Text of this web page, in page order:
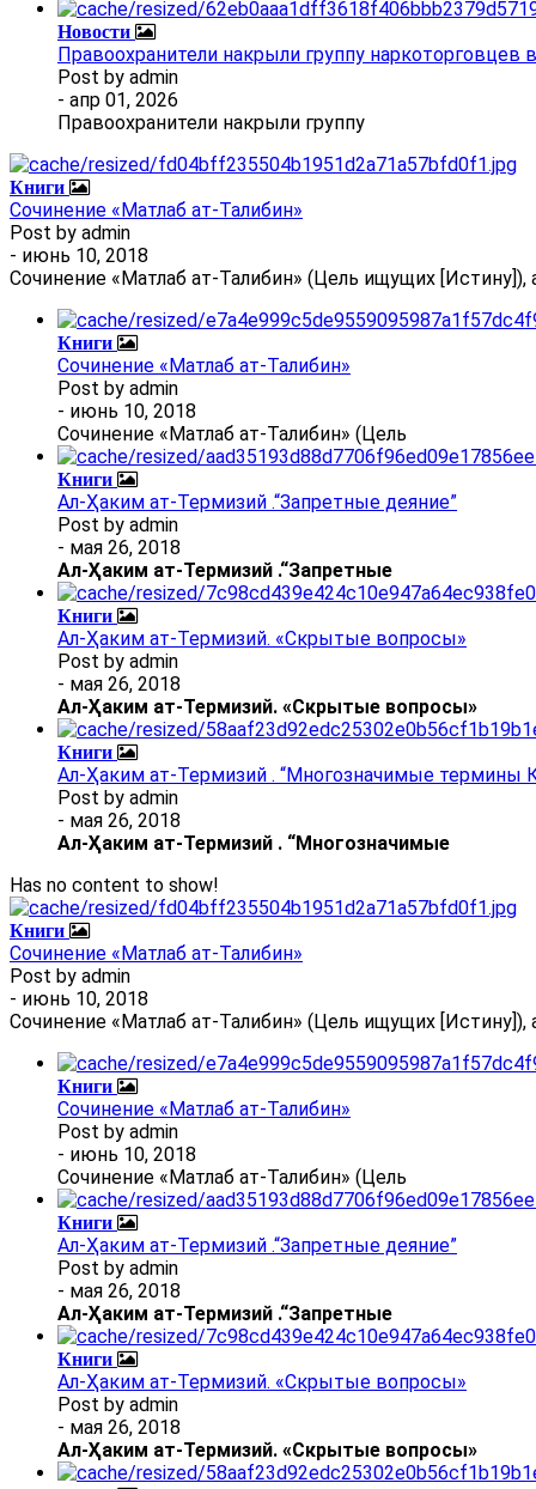
Новости
Правоохранители накрыли группу
Post by admin
- апр 01, 2026
Правоохранители накрыли группу
Книги
Сочинение «Матлаб ат-Талибин»
Post by admin
- июнь 10, 2018
Сочинение «Матлаб ат-Талибин» (Цель ищущих
Книги
Сочинение «Матлаб ат-Талибин»
Post by admin
- июнь 10, 2018
Сочинение «Матлаб ат-Талибин» (Цель
Книги
Ал-Ҳаким ат-Термизий .“Запретные деяние”
Post by admin
- мая 26, 2018
Ал-Ҳаким ат-Термизий .“Запретные
Книги
Ал-Ҳаким ат-Термизий. «Скрытые вопросы»
Post by admin
- мая 26, 2018
Ал-Ҳаким ат-Термизий. «Скрытые вопросы»
Книги
Ал-Ҳаким ат-Термизий . “Многозначимые термины
Post by admin
- мая 26, 2018
Ал-Ҳаким ат-Термизий . “Многозначимые
Has no content to show!
Книги
Сочинение «Матлаб ат-Талибин»
Post by admin
- июнь 10, 2018
Сочинение «Матлаб ат-Талибин» (Цель ищущих
Книги
Сочинение «Матлаб ат-Талибин»
Post by admin
- июнь 10, 2018
Сочинение «Матлаб ат-Талибин» (Цель
Книги
Ал-Ҳаким ат-Термизий .“Запретные деяние”
Post by admin
- мая 26, 2018
Ал-Ҳаким ат-Термизий .“Запретные
Книги
Ал-Ҳаким ат-Термизий. «Скрытые вопросы»
Post by admin
- мая 26, 2018
Ал-Ҳаким ат-Термизий. «Скрытые вопросы»